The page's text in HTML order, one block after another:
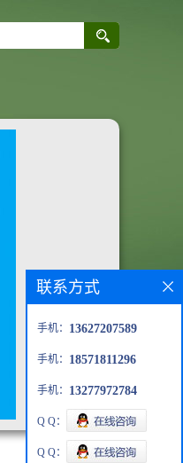
联系方式
手机： 13627207589
手机： 18571811296
手机： 13277972784
Q Q：
Q Q：